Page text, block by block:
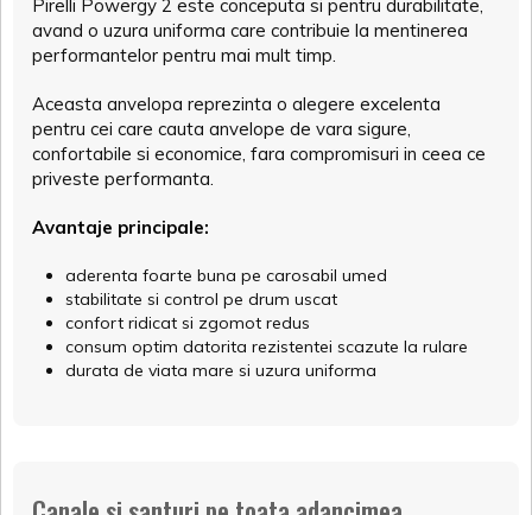
Pirelli Powergy 2 este conceputa si pentru durabilitate,
avand o uzura uniforma care contribuie la mentinerea
performantelor pentru mai mult timp.
Aceasta anvelopa reprezinta o alegere excelenta
pentru cei care cauta anvelope de vara sigure,
confortabile si economice, fara compromisuri in ceea ce
priveste performanta.
Avantaje principale:
aderenta foarte buna pe carosabil umed
stabilitate si control pe drum uscat
confort ridicat si zgomot redus
consum optim datorita rezistentei scazute la rulare
durata de viata mare si uzura uniforma